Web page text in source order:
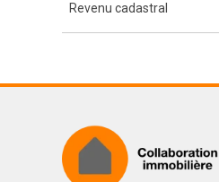
Revenu cadastral